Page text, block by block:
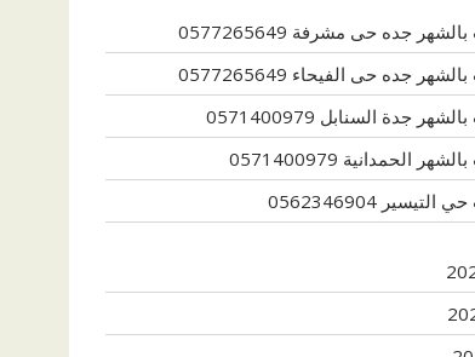
جده حى مشرفة 0577265649
جده حى الفيحاء 0577265649
جدة السنابل 0571400979
الحمدانية 0571400979
0562346904